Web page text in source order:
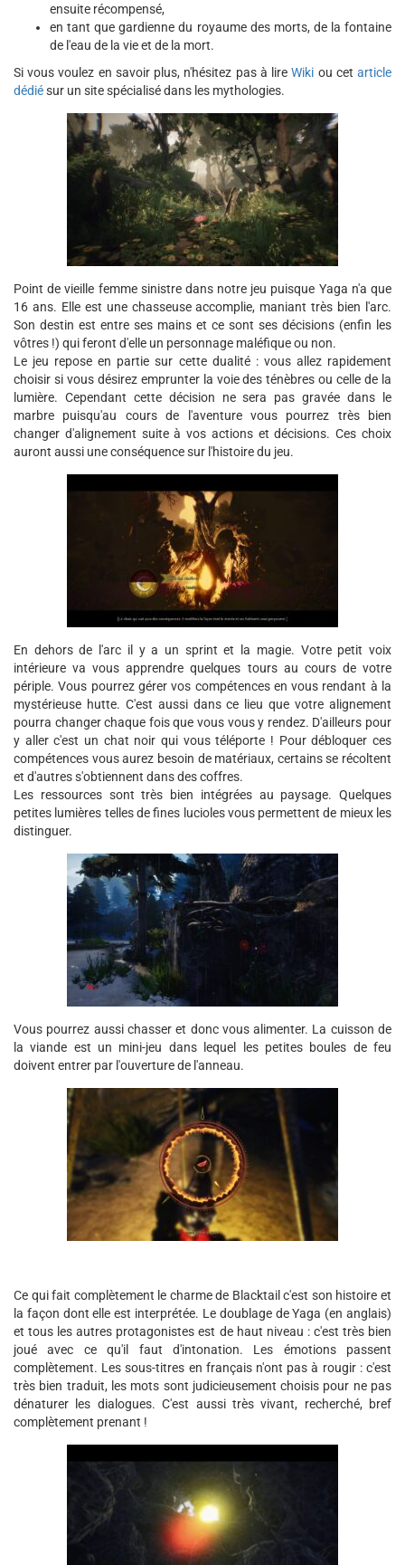
ensuite récompensé,
en tant que gardienne du royaume des morts, de la fontaine
de l'eau de la vie et de la mort.
Si vous voulez en savoir plus, n'hésitez pas à lireWiki ou cetarticle
dédiésur un site spécialisé dans les mythologies.
Point de vieille femme sinistre dans notre jeu puisque Yaga n'a que
16 ans. Elle est une chasseuse accomplie, maniant très bien l'arc.
Son destin est entre ses mains et ce sont ses décisions (enfin les
vôtres !) qui feront d'elle un personnage maléfique ou non.
Le jeu repose en partie sur cette dualité : vous allez rapidement
choisir si vous désirez emprunter la voie des ténèbres ou celle de la
lumière. Cependant cette décision ne sera pas gravée dans le
marbre puisqu'au cours de l'aventure vous pourrez très bien
changer d'alignement suite à vos actions et décisions. Ces choix
auront aussi une conséquence sur l'histoire du jeu.
En dehors de l'arc il y a un sprint et la magie. Votre petit voix
intérieure va vous apprendre quelques tours au cours de votre
périple. Vous pourrez gérer vos compétences en vous rendant à la
mystérieuse hutte. C'est aussi dans ce lieu que votre alignement
pourra changer chaque fois que vous vous y rendez. D'ailleurs pour
y aller c'est un chat noir qui vous téléporte ! Pour débloquer ces
compétences vous aurez besoin de matériaux, certains se récoltent
et d'autres s'obtiennent dans des coffres.
Les ressources sont très bien intégrées au paysage. Quelques
petites lumières telles de fines lucioles vous permettent de mieux les
distinguer.
Vous pourrez aussi chasser et donc vous alimenter. La cuisson de
la viande est un mini-jeu dans lequel les petites boules de feu
doivent entrer par l'ouverture de l'anneau.
Ce qui fait complètement le charme de Blacktail c'est son histoire et
la façon dont elle est interprétée. Le doublage de Yaga (en anglais)
et tous les autres protagonistes est de haut niveau : c'est très bien
joué avec ce qu'il faut d'intonation. Les émotions passent
complètement. Les sous-titres en français n'ont pas à rougir : c'est
très bien traduit, les mots sont judicieusement choisis pour ne pas
dénaturer les dialogues. C'est aussi très vivant, recherché, bref
complètement prenant !